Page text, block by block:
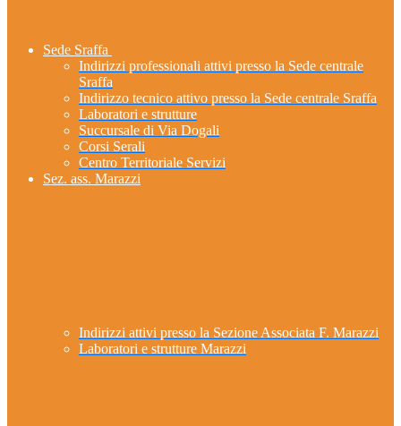
Sede Sraffa
Indirizzi professionali attivi presso la Sede centrale
Sraffa
Indirizzo tecnico attivo presso la Sede centrale Sraffa
Laboratori e strutture
Succursale di Via Dogali
Corsi Serali
Centro Territoriale Servizi
Sez. ass. Marazzi
Indirizzi attivi presso la Sezione Associata F. Marazzi
Laboratori e strutture Marazzi